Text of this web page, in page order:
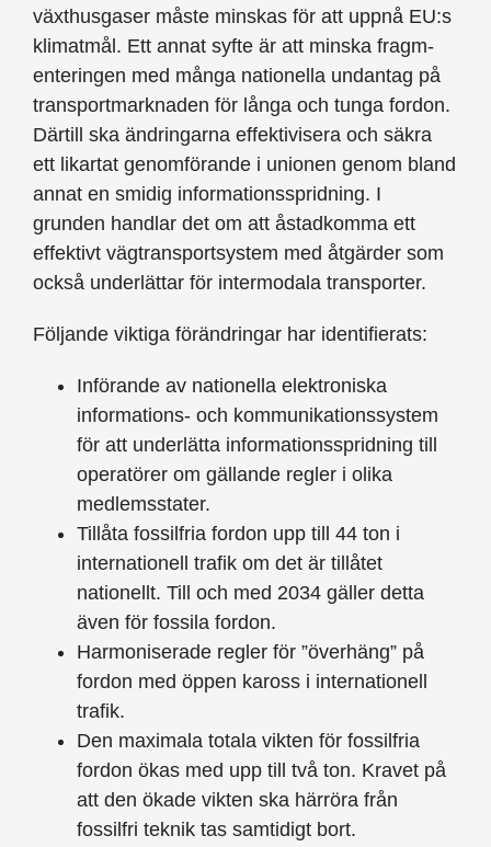
växthusgaser måste minskas för att uppnå EU:s
klimatmål. Ett annat syfte är att minska fragm­
ent­eringen med många nationella undantag på
transportmarknaden för långa och tunga fordon.
Därtill ska ändringarna effektivisera och säkra
ett likartat genomförande i unionen genom bland
annat en smidig informationsspridning. I
grunden handlar det om att åstadkomma ett
effektivt vägtransportsystem med åtgärder som
också underlättar för intermodala transporter.
Följande viktiga förändringar har identifierats:
Införande av nationella elektroniska
informations- och kommunikationssystem
för att underlätta informationsspridning till
operatörer om gällande regler i olika
medlemsstater.
Tillåta fossilfria fordon upp till 44 ton i
internationell trafik om det är tillåtet
nationellt. Till och med 2034 gäller detta
även för fossila fordon.
Harmoniserade regler för ”överhäng” på
fordon med öppen kaross i internationell
trafik.
Den maximala totala vikten för fossilfria
fordon ökas med upp till två ton. Kravet på
att den ökade vikten ska härröra från
fossilfri teknik tas samtidigt bort.